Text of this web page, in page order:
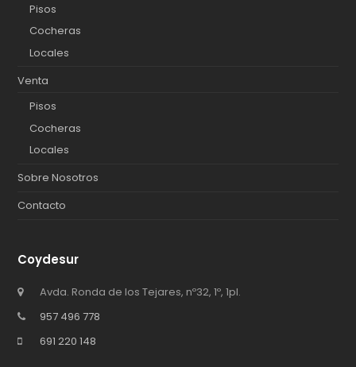
Pisos
Cocheras
Locales
Venta
Pisos
Cocheras
Locales
Sobre Nosotros
Contacto
Coydesur
Avda. Ronda de los Tejares, nº32, 1º, 1pl.
957 496 778
691 220 148